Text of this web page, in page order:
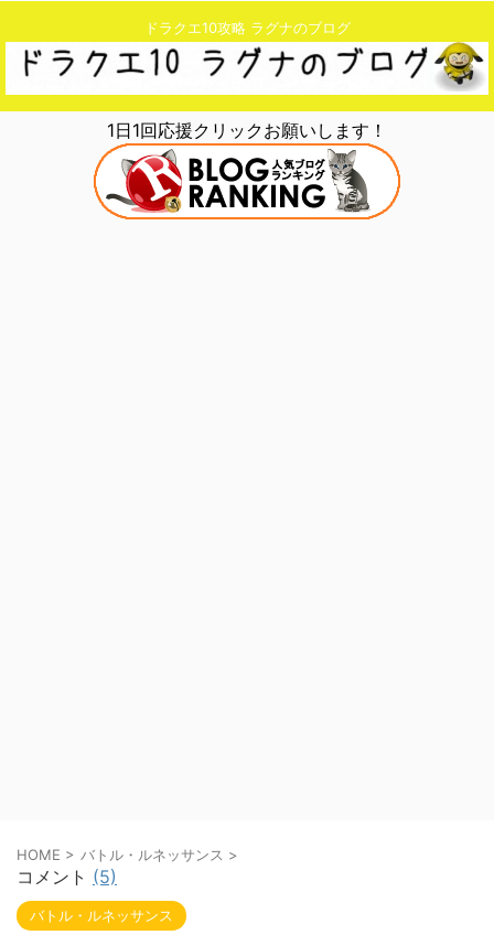
ドラクエ10攻略 ラグナのブログ
1日1回応援クリックお願いします！
HOME > バトル・ルネッサンス >
コメント (5)
バトル・ルネッサンス